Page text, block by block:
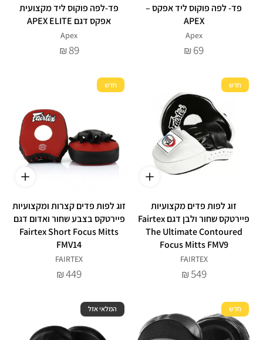
פד- לפה פוקוס ליד אפקס –
APEX
Apex
₪ 69
פד-לפה פוקוס ליד מקצועית
אפקס דגם APEX ELITE
Apex
₪89
חדש
זוג לפות פדים מקצועיות
פיירטקס שחור ולבן דגם Fairtex
The Ultimate Contoured
Focus Mitts FMV9
FAIRTEX
₪549
חדש
זוג לפות פדים קצרות ומקצועיות
פיירטקס בצבע שחור ואדום דגם
Fairtex Short Focus Mitts
FMV14
FAIRTEX
₪449
חדש המלאי אזל